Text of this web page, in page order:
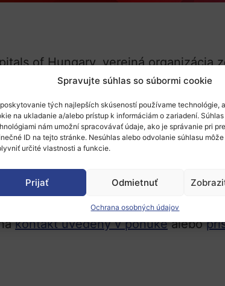
Spravujte súhlas so súbormi cookie
tých najlepších skúseností používame technológie,
na ukladanie a/alebo prístup k informáciám o zariadení.
nám umožní spracovávať údaje, ako je správanie pri
ID na tejto stránke. Nesúhlas alebo odvolanie súhlasu
určité vlastnosti a funkcie.
Prijať Odmietnuť
Ochrana osobných údajov
of Hungary, verejná organizácia
starostlivosti a služieb
projektových partnerov do
up a European Smart Health
kontakt uvedený v ponukealebo